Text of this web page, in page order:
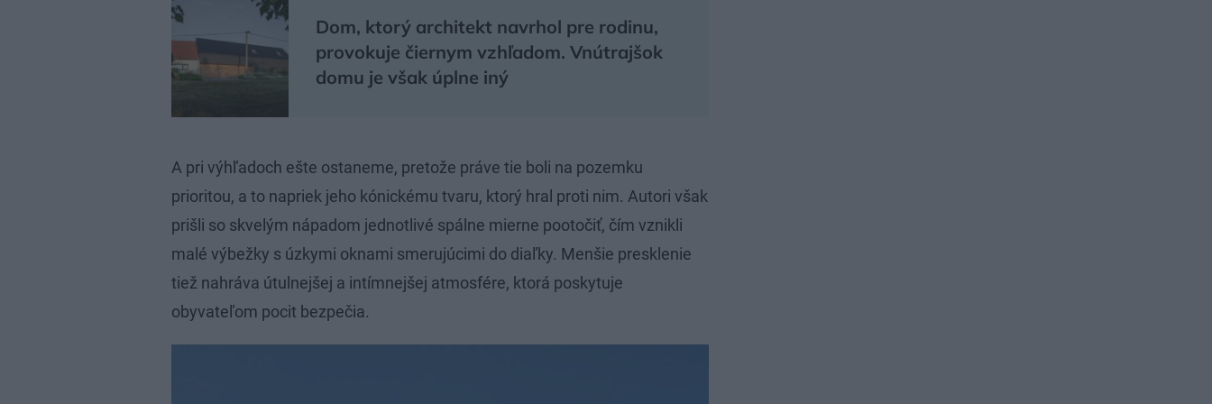
Dom, ktorý architekt navrhol pre rodinu,
provokuje čiernym vzhľadom. Vnútrajšok
domu je však úplne iný
A pri výhľadoch ešte ostaneme, pretože práve tie boli na pozemku
prioritou, a to napriek jeho kónickému tvaru, ktorý hral proti nim. Autori však
prišli so skvelým nápadom jednotlivé spálne mierne pootočiť, čím vznikli
malé výbežky s úzkymi oknami smerujúcimi do diaľky. Menšie presklenie
tiež nahráva útulnejšej a intímnejšej atmosfére, ktorá poskytuje
obyvateľom pocit bezpečia.